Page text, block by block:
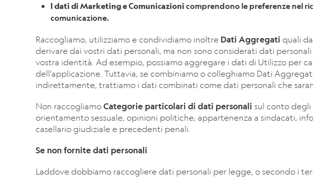
I dati di Marketing e Comunicazionicomprendono le preferenze nel
comunicazione.
Raccogliamo, utilizziamo e condividiamo inoltre Dati Aggregati quali
derivare dai vostri dati personali, ma non sono considerati dati
vostra identità. Ad esempio, possiamo aggregare i dati di Utilizzo per
dell’applicazione. Tuttavia, se combiniamo o colleghiamo Dati
indirettamente, trattiamo i dati combinati come dati personali che
Non raccogliamoCategorie particolari di dati personali sul conto degli
orientamento sessuale, opinioni politiche, appartenenza a sindacati,
casellario giudiziale e precedenti penali.
Se non fornite dati personali
Laddove dobbiamo raccogliere dati personali per legge, o secondo i